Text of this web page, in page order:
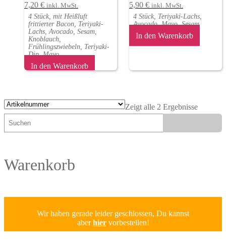
7,20 € inkl. MwSt.
4 Stück, mit Heißluft
frittierter Bacon, Teriyaki-
Lachs, Avocado, Sesam,
Knoblauch,
Frühlingszwiebeln, Teriyaki-
Dip, Mayo
In den Warenkorb
5,90 € inkl. MwSt.
4 Stück, Teriyaki-Lachs,
Avocado, Mayo, Sesam
In den Warenkorb
Zeigt alle 2 Ergebnisse
Warenkorb
Wir haben gerade leider geschlossen, Du kannst
aberhiervorbestellen!